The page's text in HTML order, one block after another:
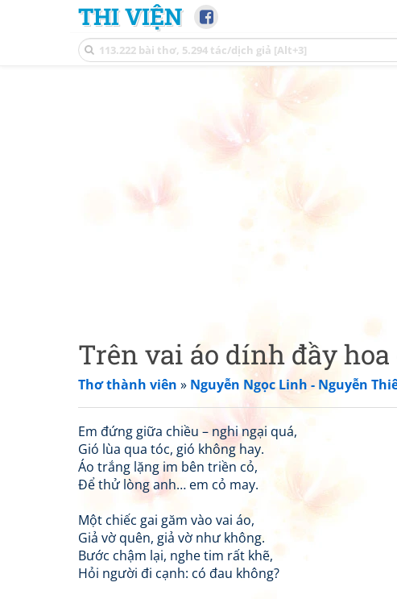
THI VIỆN
Trên vai áo dính đầy hoa
Thơ thành viên » Nguyễn Ngọc Linh - Nguyễn
Em đứng giữa chiều – nghi ngại quá,
Gió lùa qua tóc, gió không hay.
Áo trắng lặng im bên triền cỏ,
Để thử lòng anh… em cỏ may.
Một chiếc gai găm vào vai áo,
Giả vờ quên, giả vờ như không.
Bước chậm lại, nghe tim rất khẽ,
Hỏi người đi cạnh: có đau không?